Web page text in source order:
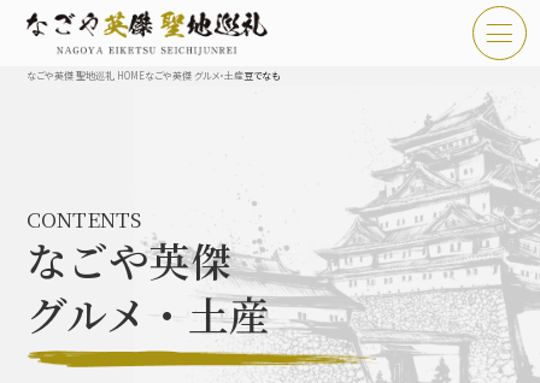
なごや英傑 聖地巡礼とは
なごや英傑 史跡 一覧
なごや英傑 グルメ・土産 一覧
なごや英傑 聖地巡礼 HOMEなごや英傑 グルメ・土産豆でなも
CONTENTS
なごや英傑
グルメ・土産